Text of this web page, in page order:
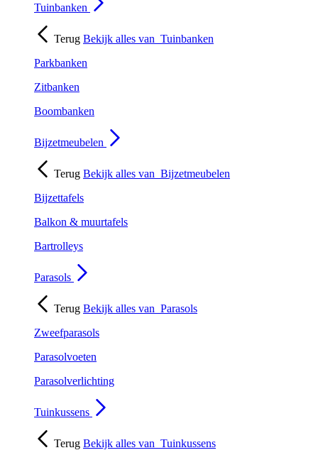
Tuinbanken
Terug Bekijk alles van Tuinbanken
Parkbanken
Zitbanken
Boombanken
Bijzetmeubelen
Terug Bekijk alles van Bijzetmeubelen
Bijzettafels
Balkon & muurtafels
Bartrolleys
Parasols
Terug Bekijk alles van Parasols
Zweefparasols
Parasolvoeten
Parasolverlichting
Tuinkussens
Terug Bekijk alles van Tuinkussens